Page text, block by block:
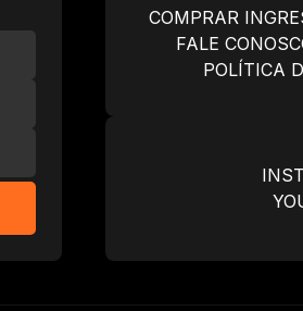
COMPRAR
FALE
POLÍTICA